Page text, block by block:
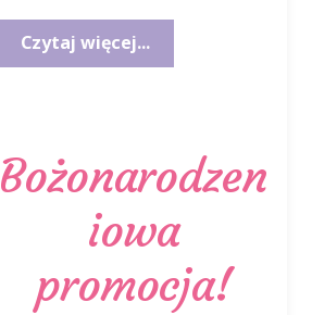
Czytaj więcej...
Bożonarodzen
iowa
promocja!